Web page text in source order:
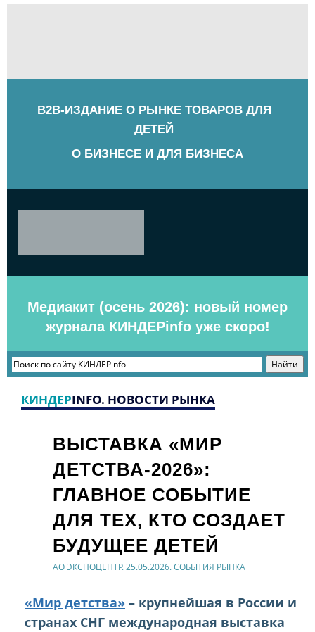
B2B-ИЗДАНИЕ О РЫНКЕ ТОВАРОВ ДЛЯ
ДЕТЕЙ
О БИЗНЕСЕ И ДЛЯ БИЗНЕСА
Медиакит (осень 2026): новый номер
журнала КИНДЕРinfo уже скоро!
КИНДЕРINFO. НОВОСТИ РЫНКА
ВЫСТАВКА «МИР
ДЕТСТВА-2026»:
ГЛАВНОЕ СОБЫТИЕ
ДЛЯ ТЕХ, КТО СОЗДАЕТ
БУДУЩЕЕ ДЕТЕЙ
АО ЭКСПОЦЕНТР. 25.05.2026. СОБЫТИЯ РЫНКА
«Мир детства» – крупнейшая в России и
странах СНГ международная выставка